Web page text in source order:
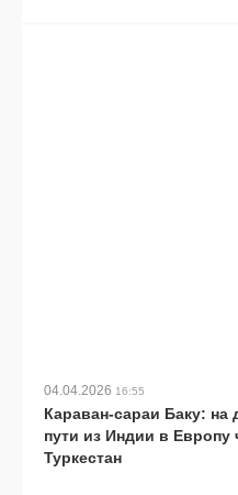
04.04.2026 16:55
Караван-сараи Баку: на
пути из Индии в Европу
Туркестан